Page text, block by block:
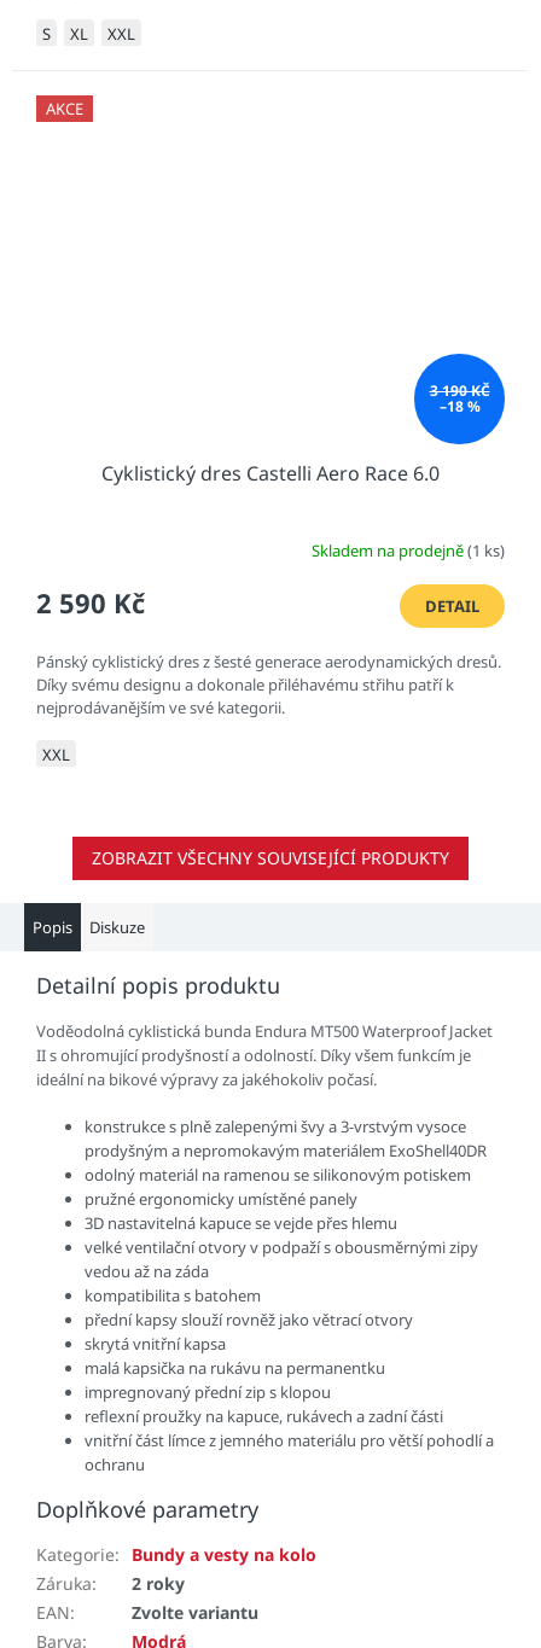
S XL XXL
AKCE
3 190 KČ
–18 %
Cyklistický dres Castelli Aero Race 6.0
Skladem na prodejně(1 ks)
2 590 Kč DETAIL
Pánský cyklistický dres z šesté generace aerodynamických dresů.
Díky svému designu a dokonale přiléhavému střihu patří k
nejprodávanějším ve své kategorii.
XXL
ZOBRAZIT VŠECHNY SOUVISEJÍCÍ PRODUKTY
Popis Diskuze
Detailní popis produktu
Voděodolná cyklistická bunda Endura MT500 Waterproof Jacket
II s ohromující prodyšností a odolností. Díky všem funkcím je
ideální na bikové výpravy za jakéhokoliv počasí.
konstrukce s plně zalepenými švy a 3-vrstvým vysoce
prodyšným a nepromokavým materiálem ExoShell40DR
odolný materiál na ramenou se silikonovým potiskem
pružné ergonomicky umístěné panely
3D nastavitelná kapuce se vejde přes hlemu
velké ventilační otvory v podpaží s obousměrnými zipy
vedou až na záda
kompatibilita s batohem
přední kapsy slouží rovněž jako větrací otvory
skrytá vnitřní kapsa
malá kapsička na rukávu na permanentku
impregnovaný přední zip s klopou
reflexní proužky na kapuce, rukávech a zadní části
vnitřní část límce z jemného materiálu pro větší pohodlí a
ochranu
Doplňkové parametry
Kategorie:
Bundy a vesty na kolo
Záruka:
2 roky
EAN:
Zvolte variantu
Barva: Modrá